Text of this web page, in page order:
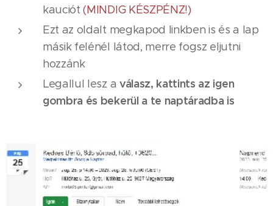
kauciót(MINDIG KÉSZPÉNZ!)
Ezt az oldalt megkapod linkben is és a lap
másik felénél látod, merre fogsz eljutni
hozzánk
Legallul lesz a válasz, kattints az igen
gombra és bekerül a te naptáradba is